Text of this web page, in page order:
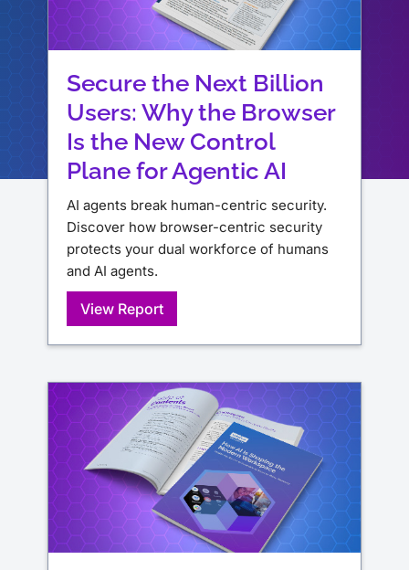
Secure the Next Billion
Users: Why the Browser
Is the New Control
Plane for Agentic AI
AI agents break human-centric security.
Discover how browser-centric security
protects your dual workforce of humans
and AI agents.
View Report